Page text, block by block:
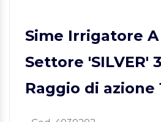
Sime Irrigatore A
Settore 'SILVER'
Raggio di azione